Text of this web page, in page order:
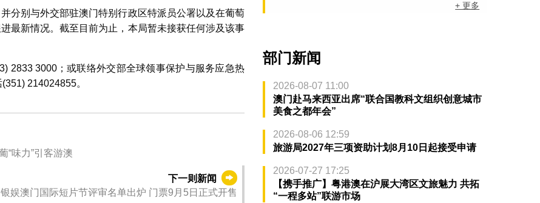
分别与外交部驻澳门特别行政区特派员公署以及在葡萄
最新情况。截至目前为止，本局暂未接获任何涉及该事
2833 3000；或联络外交部全球领事保护与服务应急热
214024855。
“味力”引客游澳
下一则新闻
第二届银娱澳门国际短片节评审名单出炉 门票9月5日正式开售
+ 更多
部门新闻
2026-08-07 11:00
澳门赴马来西亚出席“联合国教科文组织创意城市
美食之都年会”
2026-08-06 12:59
旅游局2027年三项资助计划8月10日起接受申请
2026-07-27 17:25
【携手推广】粤港澳在沪展大湾区文旅魅力 共拓
“一程多站”联游市场